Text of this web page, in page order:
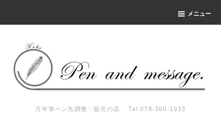
メニュー
万年筆ペン先調整・販売の店 Tel:078-360-1933